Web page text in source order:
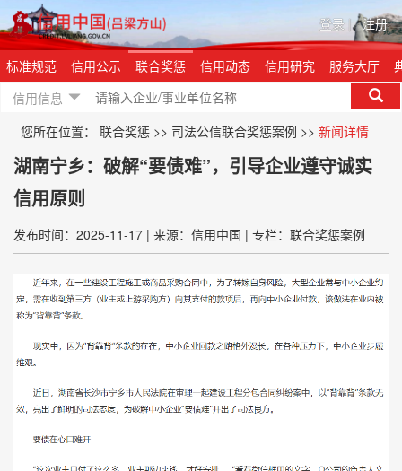
登录 | 注册
标准规范 信用公示 联合奖惩 信用动态 信用研究 服务大厅
信用信息
您所在位置： 联合奖惩 >> 司法公信联合奖惩案例 >> 新闻详情
湖南宁乡：破解“要债难”，引导企业遵守诚实
信用原则
发布时间：2025-11-17 | 来源：信用中国 | 专栏：联合奖惩案例